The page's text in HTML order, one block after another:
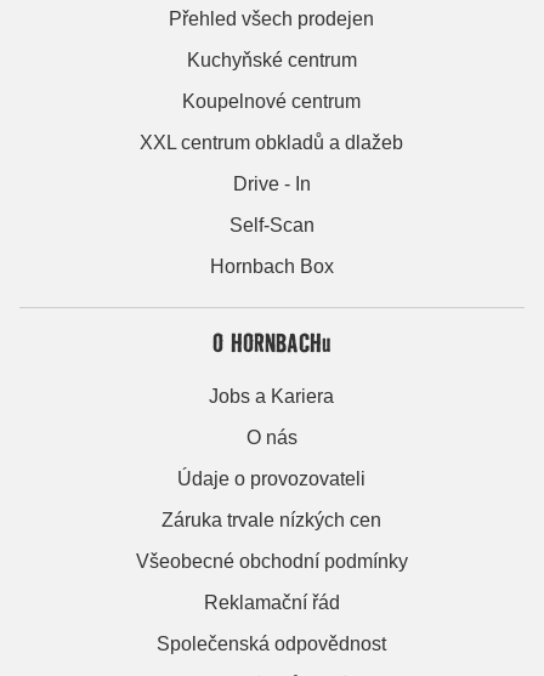
Přehled všech prodejen
Kuchyňské centrum
Koupelnové centrum
XXL centrum obkladů a dlažeb
Drive - In
Self-Scan
Hornbach Box
O HORNBACHu
Jobs a Kariera
O nás
Údaje o provozovateli
Záruka trvale nízkých cen
Všeobecné obchodní podmínky
Reklamační řád
Společenská odpovědnost